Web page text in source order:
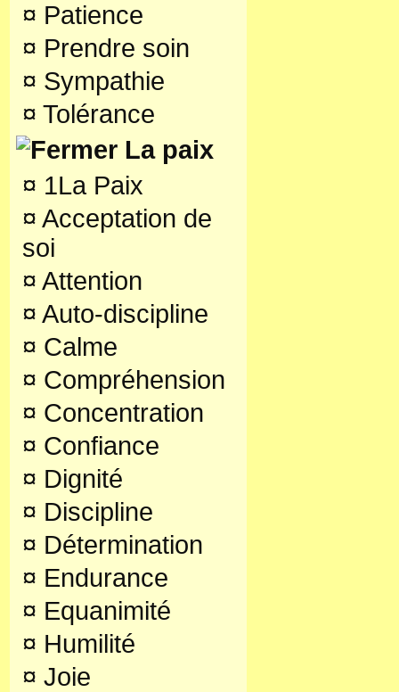
¤ Patience
¤ Prendre soin
¤ Sympathie
¤ Tolérance
La paix
¤ 1La Paix
¤ Acceptation de
soi
¤ Attention
¤ Auto-discipline
¤ Calme
¤ Compréhension
¤ Concentration
¤ Confiance
¤ Dignité
¤ Discipline
¤ Détermination
¤ Endurance
¤ Equanimité
¤ Humilité
¤ Joie